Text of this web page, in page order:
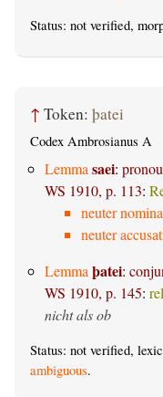
Status: not verified,
↑ Token: þatei
Codex Ambrosianus A
Lemma saei:
WS 1910, p. 113:
neuter
neuter
Lemma þatei:
WS 1910, p. 145:
nicht als ob
Status: not verified,
ambiguous.